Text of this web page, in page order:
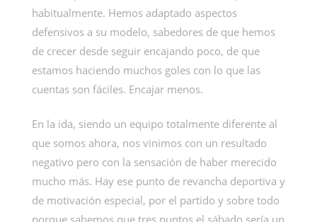
habitualmente. Hemos adaptado aspectos
defensivos a su modelo, sabedores de que hemos
de crecer desde seguir encajando poco, de que
estamos haciendo muchos goles con lo que las
cuentas son fáciles. Encajar menos.
En la ida, siendo un equipo totalmente diferente al
que somos ahora, nos vinimos con un resultado
negativo pero con la sensación de haber merecido
mucho más. Hay ese punto de revancha deportiva y
de motivación especial, por el partido y sobre todo